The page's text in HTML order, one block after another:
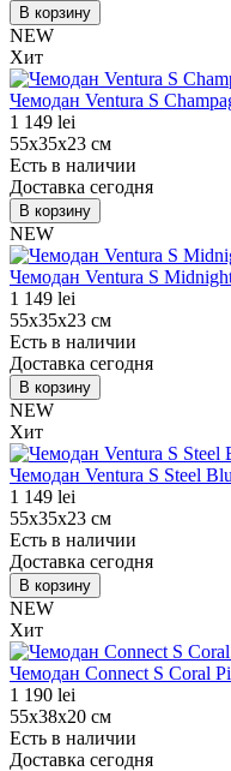
В корзину
NEW
Хит
Чемодан Ventura S
1 149 lei
55х35х23 см
Есть в наличии
Доставка сегодня
В корзину
NEW
Чемодан Ventura S
1 149 lei
55х35х23 см
Есть в наличии
Доставка сегодня
В корзину
NEW
Хит
Чемодан Ventura S Steel
1 149 lei
55х35х23 см
Есть в наличии
Доставка сегодня
В корзину
NEW
Хит
Чемодан Connect S Coral
1 190 lei
55х38х20 см
Есть в наличии
Доставка сегодня